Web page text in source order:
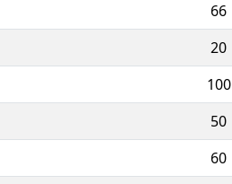
66
20
100
50
60